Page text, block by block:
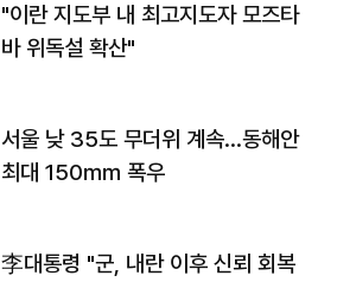
"이란 지도부 내 최고지도자 모즈타
바 위독설 확산"
서울 낮 35도 무더위 계속…동해안
최대 150㎜ 폭우
李대통령 "군, 내란 이후 신뢰 회복